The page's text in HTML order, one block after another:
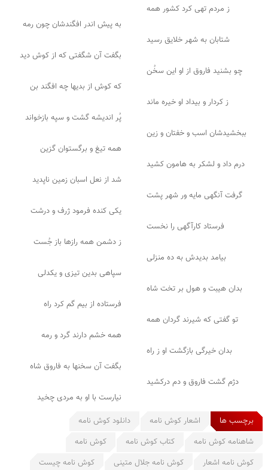
ز مردم تهی کرد کشور همه
به پیش اندر افگندشان چون رمه
شتابان به شهر خلایق رسید
بگفت آن شگفتی که از کوش دید
چو بشنید فاروق از او این سخُن
که کوش از بدیها چه افگند بن
ز کردار و بیداد او خیره ماند
پُر اندیشه گشت و سپه بازخواند
ببخشیدشان اسب و خفتان و زین
همه تیغ و برگستوان گزین
درم داد و لشکر به هامون کشید
شد از نعل اسبان زمین ناپدید
گرفت آنگهی مایه ور شهر پشت
یکی کنده فرمود ژرف و درشت
فرستاد کارآگهی را نخست
ز دشمن همه رازها باز جُست
بیامد بدیدش به ده منزلی
سپاهی بدین تیزی و یکدلی
بدان هیبت و هول بر تخت شاه
فرستاده از بیم گم کرد راه
تو گفتی که شیرند گردان همه
همه خشم دارند گرد و رمه
بدان خیرگی بازگشت او ز راه
بگفت آن سخنها به فاروق شاه
دژم گشت فاروق و دم درکشید
نیارست با او به مردی چخید
برچسب ها
اشعار کوش نامه
دانلود کوش نامه
شاهنامه کوش نامه
کتاب کوش نامه
کوش نامه
کوش نامه اشعار
کوش نامه جلال متینی کوش نامه چیست